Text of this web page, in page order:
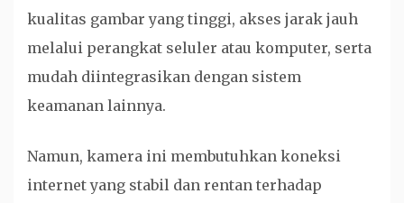
kualitas gambar yang tinggi, akses jarak jauh
melalui perangkat seluler atau komputer, serta
mudah diintegrasikan dengan sistem
keamanan lainnya.
Namun, kamera ini membutuhkan koneksi
internet yang stabil dan rentan terhadap